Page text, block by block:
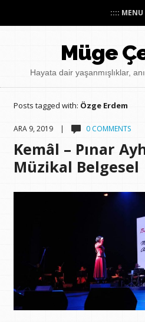
::::
Müge
Hayata dair yaşanmışlıklar,
Posts tagged with: Özge Erdem
ARA 9, 2019 | 0 COMMENTS
Kemâl – Pınar
Müzikal Belgesel